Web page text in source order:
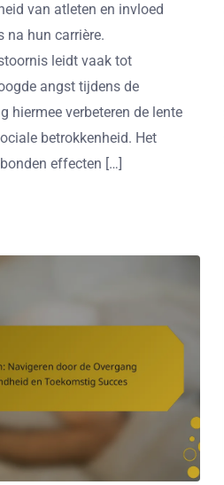
van atleten en invloed
na hun carrière.
leidt vaak tot
angst tijdens de
hiermee verbeteren de lente
betrokkenheid. Het
effecten […]